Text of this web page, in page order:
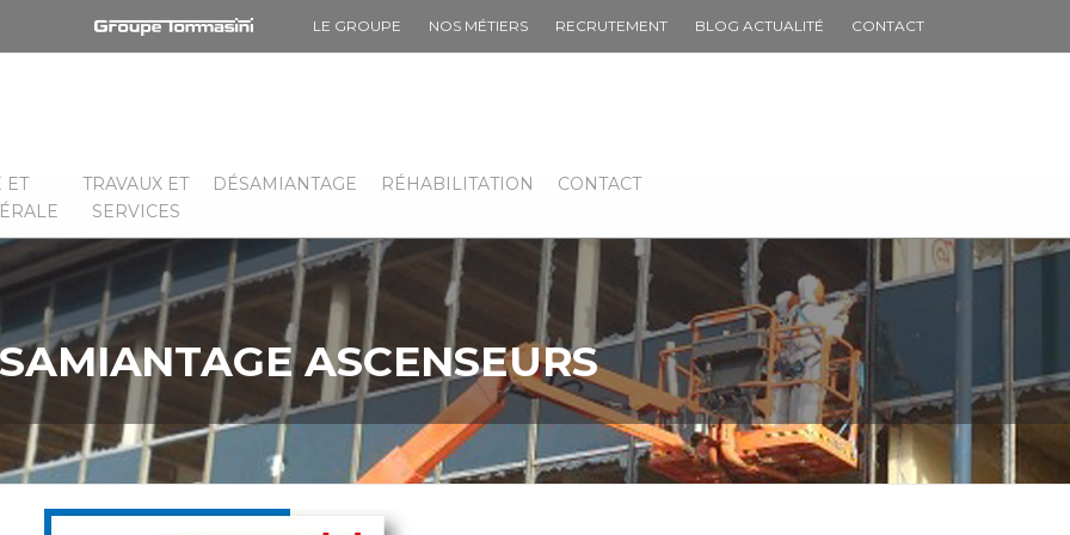
LE GROUPE NOS MÉTIERS RECRUTEMENT BLOG ACTUALITÉ CONTACT
ET
TRAVAUX ET
SERVICES
DÉSAMIANTAGE RÉHABILITATION CONTACT
ASCENSEURS